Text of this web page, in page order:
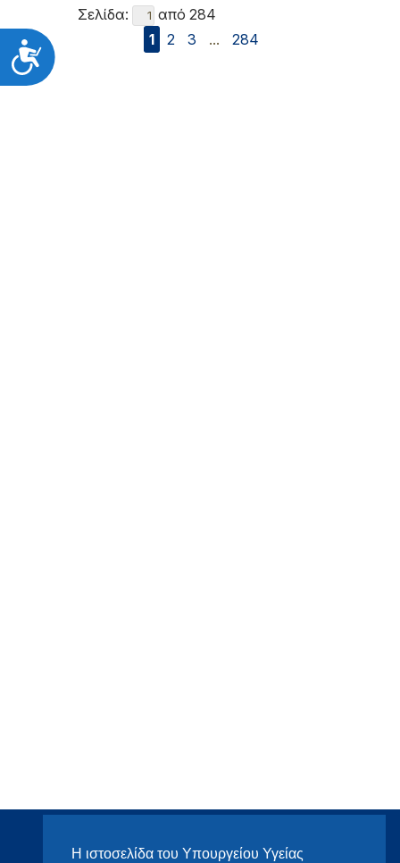
Η ιστοσελίδα του Υπουργείου Υγείας
Προσιτότητα
Σελίδα:
από 284
1
2 3 ... 284